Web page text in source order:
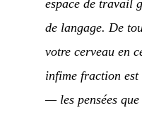
espace de travail
de langage. De
votre cerveau en
infime fraction est
— les pensées